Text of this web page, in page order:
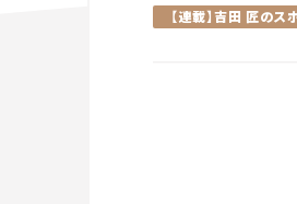
【連載】吉田 匠の